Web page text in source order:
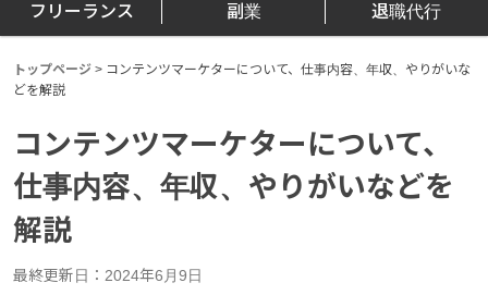
フリーランス 副業 退職代行
トップページ > コンテンツマーケターについて、仕事内容、年収、やりがいな
どを解説
コンテンツマーケターについて、
仕事内容、年収、やりがいなどを
解説
最終更新日：2024年6月9日